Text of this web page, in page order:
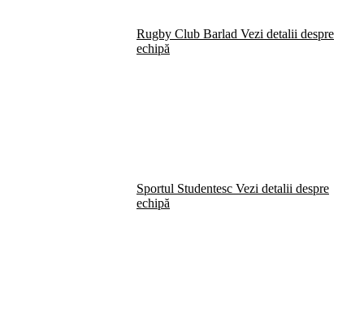
Rugby Club Barlad Vezi detalii despre
echipă
Sportul Studentesc Vezi detalii despre
echipă